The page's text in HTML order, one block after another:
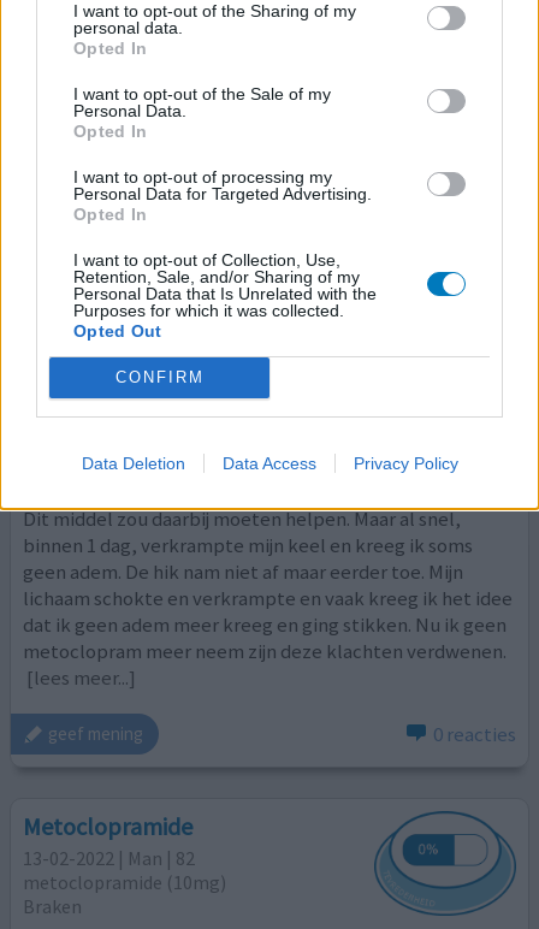
I want to opt-out of the Sharing of my
personal data.
Opted In
I want to opt-out of the Sale of my
Personal Data.
Opted In
I want to opt-out of processing my
Personal Data for Targeted Advertising.
Opted In
I want to opt-out of Collection, Use,
Retention, Sale, and/or Sharing of my
Personal Data that Is Unrelated with the
Purposes for which it was collected.
Opted Out
CONFIRM
Data Deletion Data Access Privacy Policy
Effectiviteit
geef mening 0 reacties
Metoclopramide
13-03-2022 | Man | 69
metoclopramide (10mg)
Hikken
Effectiviteit
Dit middel zou daarbij moeten helpen. Maar al snel,
binnen 1 dag, verkrampte mijn keel en kreeg ik soms
geen adem. De hik nam niet af maar eerder toe. Mijn
lichaam schokte en verkrampte en vaak kreeg ik het idee
dat ik geen adem meer kreeg en ging stikken. Nu ik geen
metoclopram meer neem zijn deze klachten verdwenen.
[lees meer...]
geef mening 0 reacties
Metoclopramide
13-02-2022 | Man | 82
metoclopramide (10mg)
Braken